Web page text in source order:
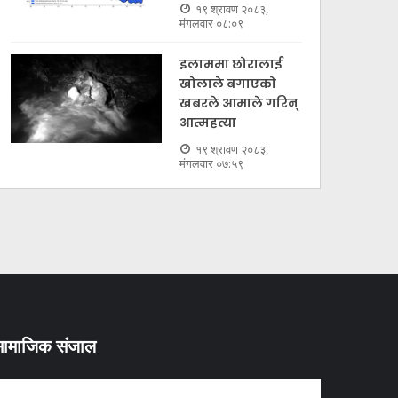
१९ श्रावण २०८३,
मंगलवार ०८:०९
इलाममा छोरालाई
खोलाले बगाएकाे
खबरले आमाले गरिन्
आत्महत्या
१९ श्रावण २०८३,
मंगलवार ०७:५९
संजाल